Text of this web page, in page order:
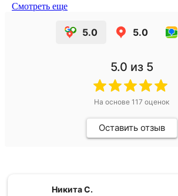
Смотреть еще
5.0 5.0
5.0 из 5
На основе 117 оценок
Оставить отзыв
Никита С.